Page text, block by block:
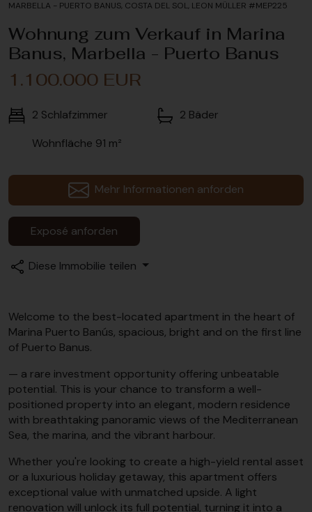
MARBELLA - PUERTO BANUS, COSTA DEL SOL, LEON MÜLLER #MEP225
Wohnung zum Verkauf in Marina
Banus, Marbella - Puerto Banus
1.100.000 EUR
2 Schlafzimmer 2 Bäder
Wohnfläche 91 m²
Mehr Informationen anforden
Exposé anforden
Diese Immobilie teilen
Welcome to the best-located apartment in the heart of
Marina Puerto Banús, spacious, bright and on the first line
of Puerto Banus.
— a rare investment opportunity offering unbeatable
potential. This is your chance to transform a well-
positioned property into an elegant, modern residence
with breathtaking panoramic views of the Mediterranean
Sea, the marina, and the vibrant harbour.
Whether you're looking to create a high-yield rental asset
or a luxurious holiday getaway, this apartment offers
exceptional value with unmatched upside. A light
renovation will unlock its full potential, turning it into a